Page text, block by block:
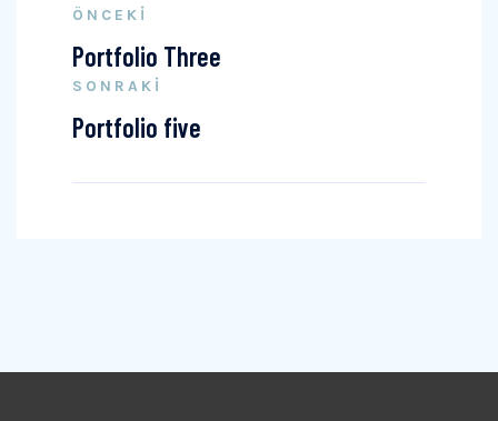
ÖNCEKI
Portfolio Three
SONRAKI
Portfolio five